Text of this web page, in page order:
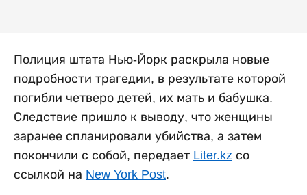
Полиция штата Нью-Йорк раскрыла новые
подробности трагедии, в результате которой
погибли четверо детей, их мать и бабушка.
Следствие пришло к выводу, что женщины
заранее спланировали убийства, а затем
покончили с собой, передает Liter.kz со
ссылкой на New York Post.